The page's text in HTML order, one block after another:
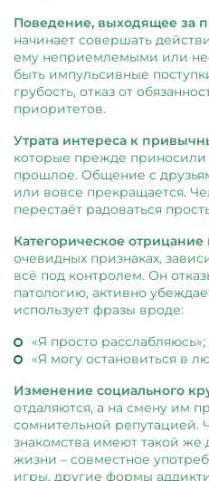
Поведение, выходящее за
начинает совершать
ему неприемлемыми или
быть импульсивные
грубость, отказ от
приоритетов.
Утрата интереса к
которые прежде приносили
прошлое. Общение с
или вовсе прекращается.
перестаёт радоваться
Категорическое
очевидных признаках,
всё под контролем. Он
патологию, активно
использует фразы вроде:
«Я просто расслабляюсь»;
«Я могу остановиться в
Изменение социального
отдаляются, а на смену им
сомнительной репутацией.
знакомства имеют такой же
жизни – совместное
игры, другие формы